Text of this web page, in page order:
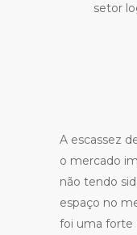
setor
A escassez
o mercado
não tendo
espaço no
foi uma forte